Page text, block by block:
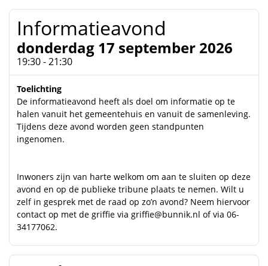
Informatieavond
donderdag 17 september 2026
19:30 - 21:30
Toelichting
De informatieavond heeft als doel om informatie op te
halen vanuit het gemeentehuis en vanuit de samenleving.
Tijdens deze avond worden geen standpunten
ingenomen.
Inwoners zijn van harte welkom om aan te sluiten op deze
avond en op de publieke tribune plaats te nemen. Wilt u
zelf in gesprek met de raad op zo’n avond? Neem hiervoor
contact op met de griffie via griffie@bunnik.nl of via 06-
34177062.